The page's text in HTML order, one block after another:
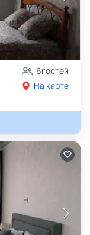
6гостей
На карте